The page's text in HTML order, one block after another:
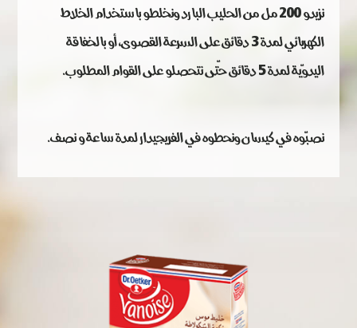
نزيدو 200 مل من الحليب البارد ونخلطو باستخدام الخلاط
الكهربائي لمدة 3 دقائق على السرعة القصوى، أو بالخفاقة
اليدويّة لمدة 5 دقائق حتّى نتحصلو على القوام المطلوب.
نصبّوه في كيسان ونحطوه في الفريجيدار لمدة ساعة و نصف.